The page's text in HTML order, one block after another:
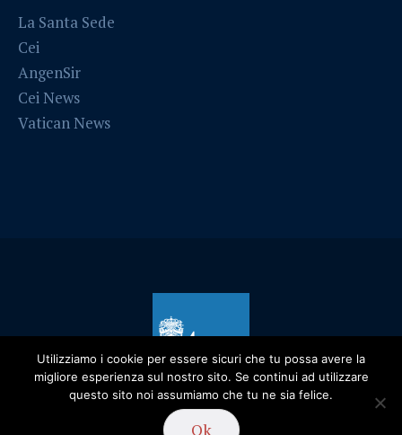
La Santa Sede
Cei
AngenSir
Cei News
Vatican News
/ Diocesi di Alessandria - 2019
Utilizziamo i cookie per essere sicuri che tu possa avere la
migliore esperienza sul nostro sito. Se continui ad utilizzare
questo sito noi assumiamo che tu ne sia felice.
Ok